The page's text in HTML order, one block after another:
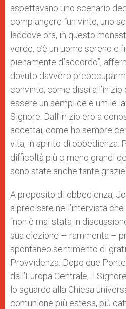
aspettavano uno scenario
compiangere “un vinto, uno
laddove ora, in questo
verde, c’è un uomo sereno e
pienamente d’accordo”,
dovuto davvero
convinto, come dissi
essere un semplice e umile
Signore. Dall’inizio ero a
accettai, come ho sempre
vita, in spirito di obbedienza.
difficoltà più o meno grandi
sono state anche tante
A proposito di obbedienza,
a precisare nell’intervista
“non è mai stata in
sua elezione – rammenta –
spontaneo sentimento di
Provvidenza. Dopo due
dall’Europa Centrale, il
lo sguardo alla Chiesa
comunione più estesa, più